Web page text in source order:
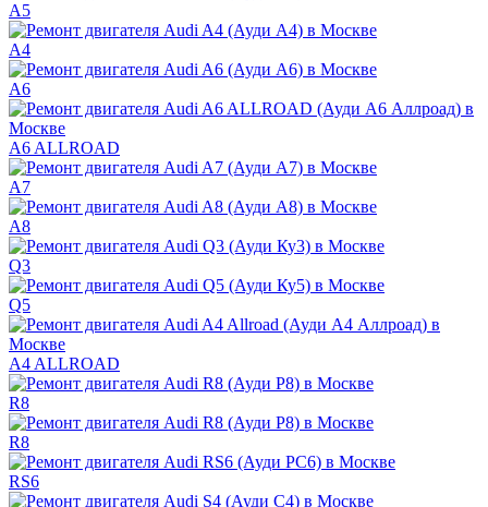
A5
A4
A6
A6 ALLROAD
A7
A8
Q3
Q5
A4 ALLROAD
R8
R8
RS6